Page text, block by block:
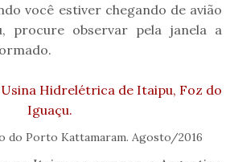
você estiver chegando de avião
procure observar pela janela a
do Porto Kattamaram. Agosto/2016